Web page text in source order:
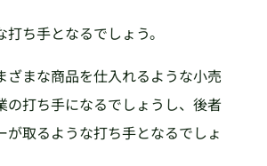
ち手となるでしょう。
ざまな商品を仕入れるような小売
の打ち手になるでしょうし、後者
が取るような打ち手となるでしょ